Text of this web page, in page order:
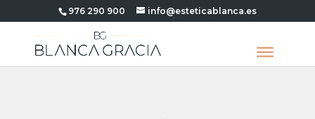
976 290 900 info@esteticablanca.es